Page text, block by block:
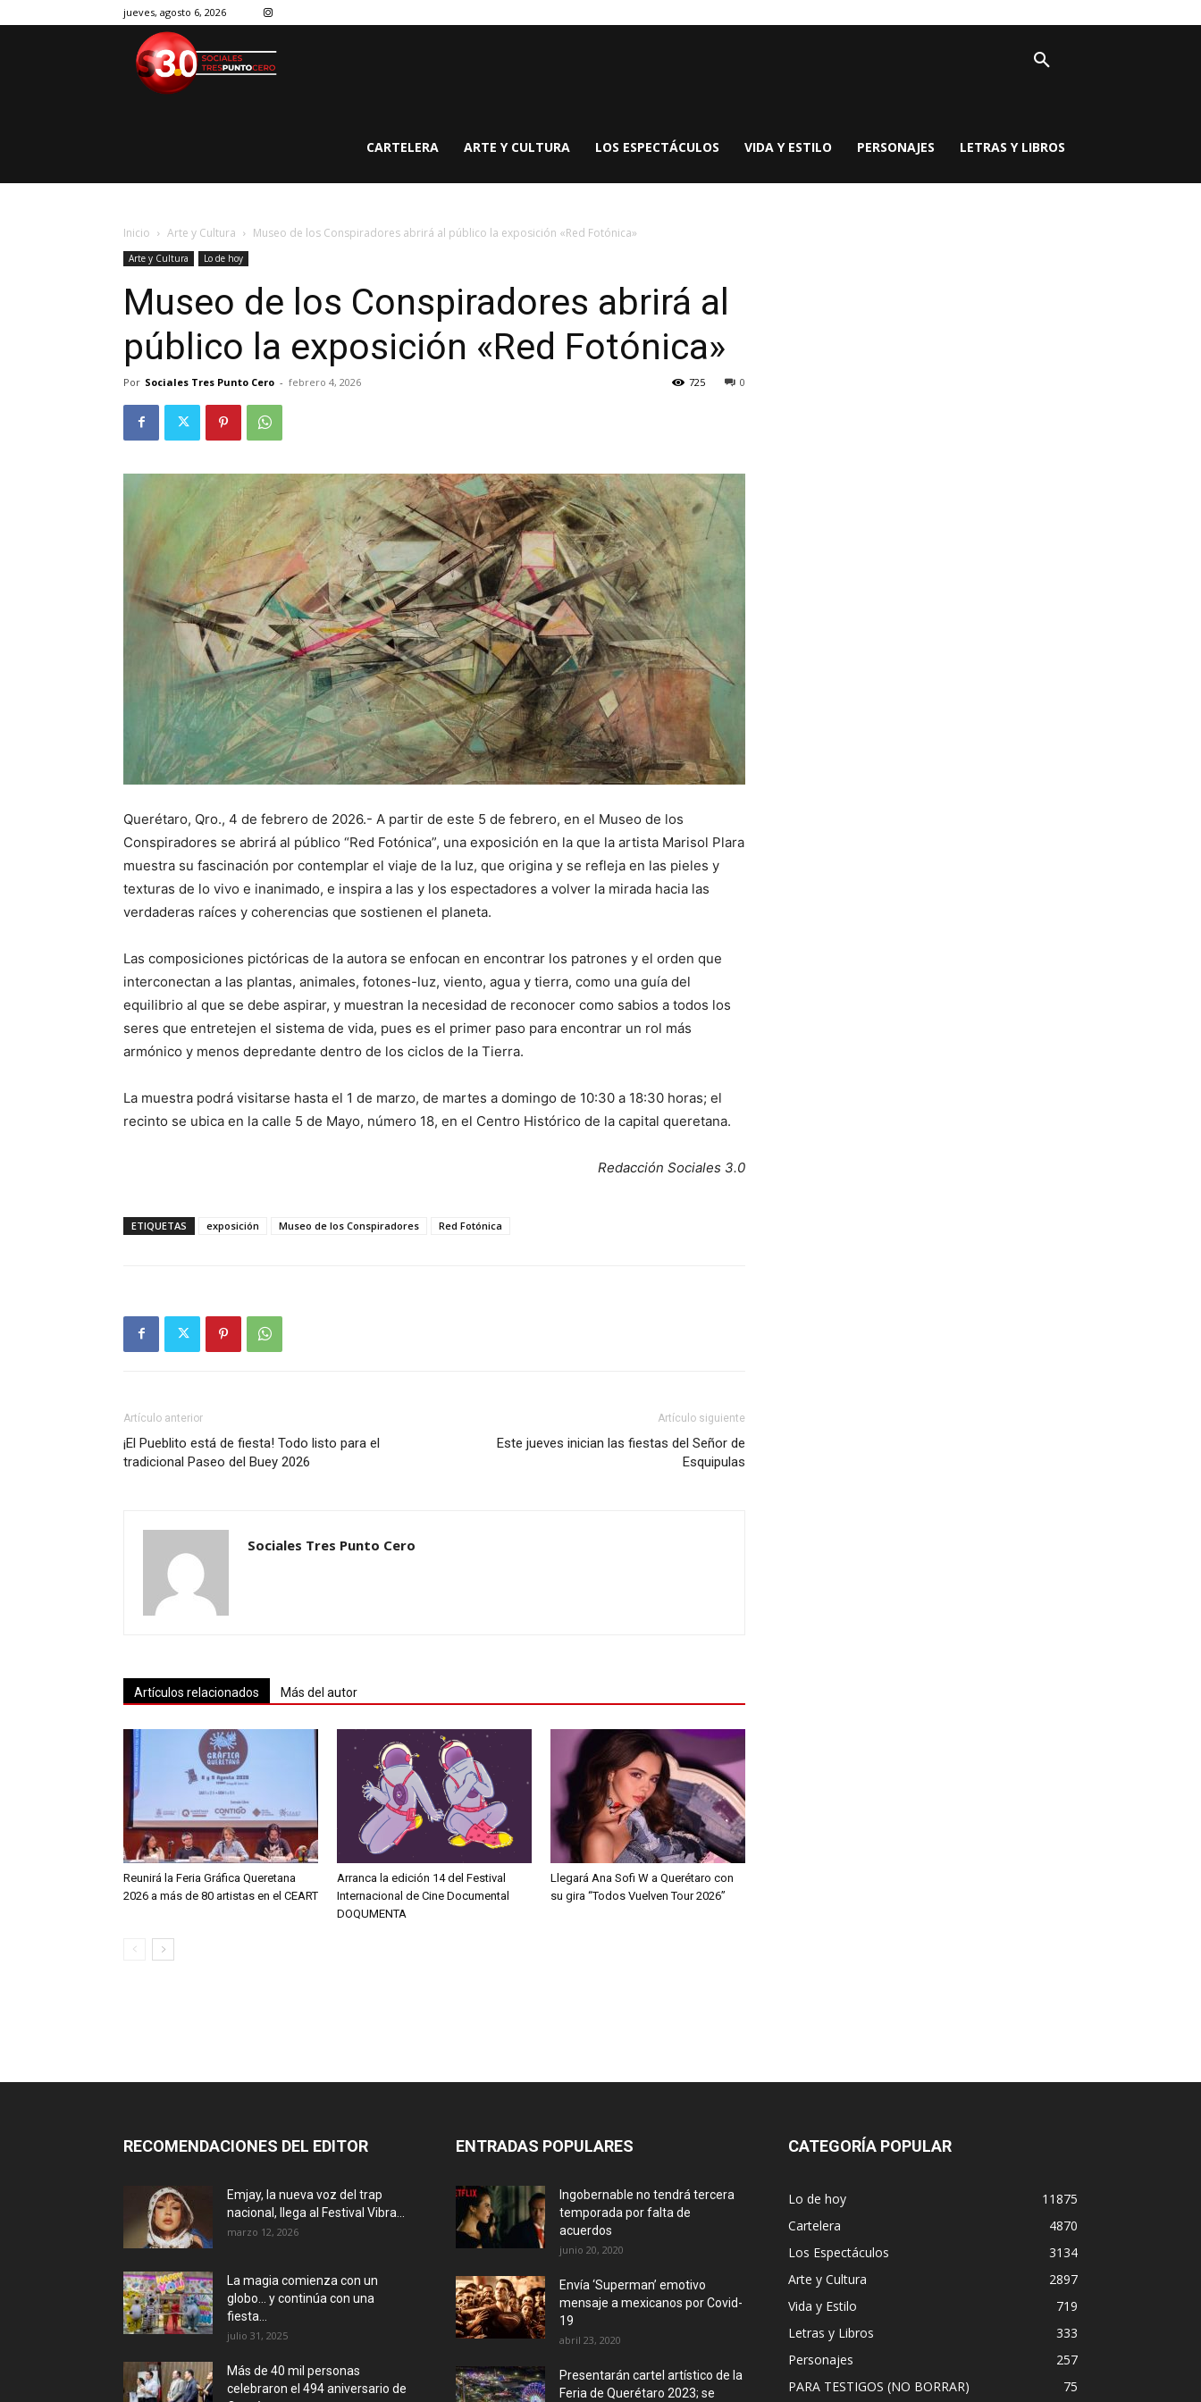
jueves, agosto 6, 2026
CARTELERA ARTE Y CULTURA LOS ESPECTÁCULOS VIDA Y ESTILO PERSONAJES LETRAS Y LIBROS
Inicio Arte y Cultura Museo de los Conspiradores abrirá al público la exposición «Red Fotónica»
Arte y Cultura Lo de hoy
Museo de los Conspiradores abrirá al
público la exposición «Red Fotónica»
Por Sociales Tres Punto Cero - febrero 4, 2026 0
725
Querétaro, Qro., 4 de febrero de 2026.- A partir de este 5 de febrero, en el Museo de los
Conspiradores se abrirá al público “Red Fotónica”, una exposición en la que la artista Marisol Plara
muestra su fascinación por contemplar el viaje de la luz, que origina y se refleja en las pieles y
texturas de lo vivo e inanimado, e inspira a las y los espectadores a volver la mirada hacia las
verdaderas raíces y coherencias que sostienen el planeta.
Las composiciones pictóricas de la autora se enfocan en encontrar los patrones y el orden que
interconectan a las plantas, animales, fotones-luz, viento, agua y tierra, como una guía del
equilibrio al que se debe aspirar, y muestran la necesidad de reconocer como sabios a todos los
seres que entretejen el sistema de vida, pues es el primer paso para encontrar un rol más
armónico y menos depredante dentro de los ciclos de la Tierra.
La muestra podrá visitarse hasta el 1 de marzo, de martes a domingo de 10:30 a 18:30 horas; el
recinto se ubica en la calle 5 de Mayo, número 18, en el Centro Histórico de la capital queretana.
Redacción Sociales 3.0
ETIQUETAS exposición Museo de los Conspiradores Red Fotónica
Artículo anterior
¡El Pueblito está de fiesta! Todo listo para el
tradicional Paseo del Buey 2026
Artículo siguiente
Este jueves inician las fiestas del Señor de
Esquipulas
Sociales Tres Punto Cero
Artículos relacionados Más del autor
Reunirá la Feria Gráfica Queretana
2026 a más de 80 artistas en el CEART
Arranca la edición 14 del Festival
Internacional de Cine Documental
DOQUMENTA
Llegará Ana Sofi W a Querétaro con
su gira “Todos Vuelven Tour 2026”
RECOMENDACIONES DEL EDITOR
Emjay, la nueva voz del trap
nacional, llega al Festival Vibra...
marzo 12, 2026
La magia comienza con un
globo… y continúa con una
fiesta...
julio 31, 2025
Más de 40 mil personas
celebraron el 494 aniversario de
ENTRADAS POPULARES
Ingobernable no tendrá tercera
temporada por falta de
acuerdos
junio 20, 2020
Envía ‘Superman’ emotivo
mensaje a mexicanos por Covid-
19
abril 23, 2020
Presentarán cartel artístico de la
Feria de Querétaro 2023; se
CATEGORÍA POPULAR
Lo de hoy
11875
Cartelera
4870
Los Espectáculos
3134
Arte y Cultura
2897
Vida y Estilo
719
Letras y Libros
333
Personajes
257
PARA TESTIGOS (NO BORRAR)
75